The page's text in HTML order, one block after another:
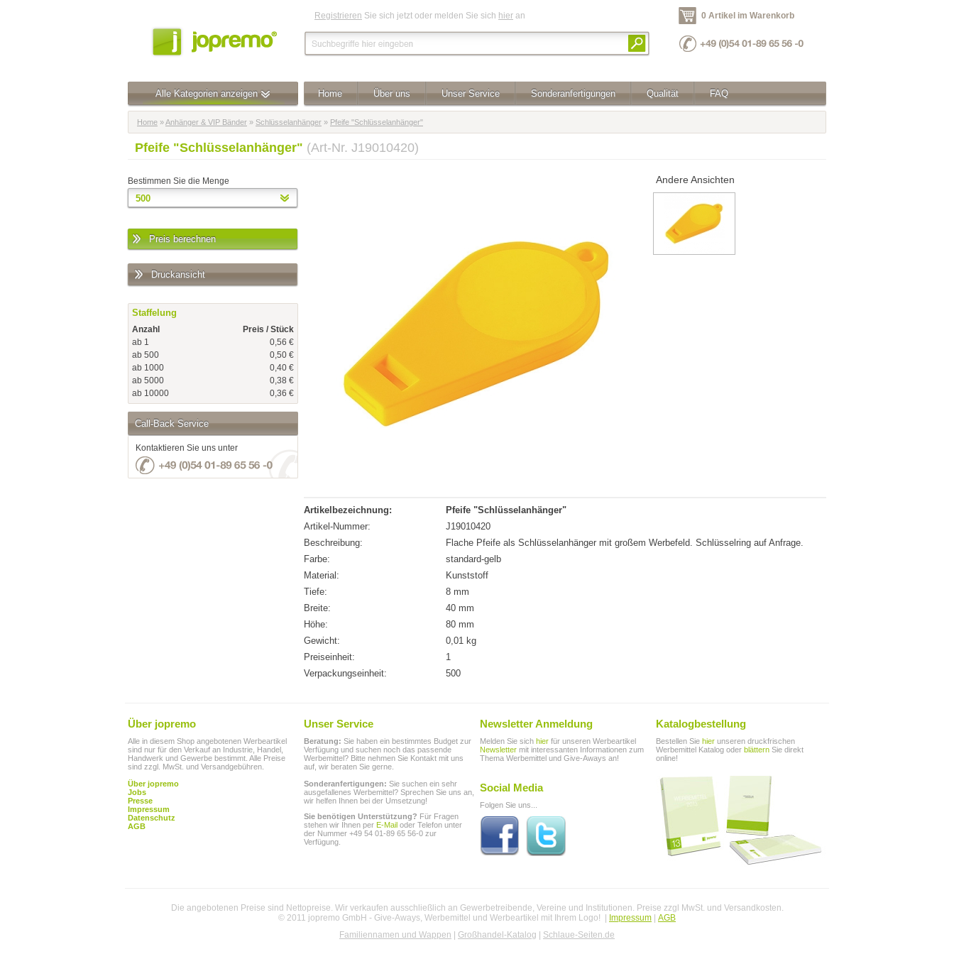
Registrieren Sie sich jetzt oder melden Sie sich hier an 0 Artikel im Warenkorb
Alle Kategorien anzeigen Home Über uns Unser Service Sonderanfertigungen Qualität FAQ
Home »Anhänger & VIP Bänder » Schlüsselanhänger » Pfeife "Schlüsselanhänger"
Pfeife "Schlüsselanhänger" (Art-Nr. J19010420)
Bestimmen Sie die Menge
Preis berechnen
Druckansicht
Staffelung
Anzahl
Preis / Stück
ab 1
0,56 €
ab 500
0,50 €
ab 1000
0,40 €
ab 5000
0,38 €
ab 10000
0,36 €
Call-Back Service
Kontaktieren Sie uns unter
Andere Ansichten
Artikelbezeichnung:
Pfeife "Schlüsselanhänger"
Artikel-Nummer:
J19010420
Beschreibung:
Flache Pfeife als Schlüsselanhänger mit großem Werbefeld. Schlüsselring auf Anfrage.
Farbe:
standard-gelb
Material:
Kunststoff
Tiefe:
8 mm
Breite:
40 mm
Höhe:
80 mm
Gewicht:
0,01 kg
Preiseinheit:
1
Verpackungseinheit:
500
Über jopremo
Alle in diesem Shop angebotenen Werbeartikel
sind nur für den Verkauf an Industrie, Handel,
Handwerk und Gewerbe bestimmt. Alle Preise
sind zzgl. MwSt. und Versandgebühren.
Über jopremo
Jobs
Presse
Impressum
Datenschutz
AGB
Unser Service
Beratung: Sie haben ein bestimmtes Budget zur
Verfügung und suchen noch das passende
Werbemittel? Bitte nehmen Sie Kontakt mit uns
auf, wir beraten Sie gerne.
Sonderanfertigungen: Sie suchen ein sehr
ausgefallenes Werbemittel? Sprechen Sie uns an,
wir helfen Ihnen bei der Umsetzung!
Sie benötigen Unterstützung? Für Fragen
stehen wir Ihnen per E-Mail oder Telefon unter
der Nummer +49 54 01-89 65 56-0 zur
Verfügung.
Newsletter Anmeldung
Melden Sie sich hier für unseren Werbeartikel
Newsletter mit interessanten Informationen zum
Thema Werbemittel und Give-Aways an!
Social Media
Folgen Sie uns...
Katalogbestellung
Bestellen Sie hier unseren druckfrischen
Werbemittel Katalog oder blättern Sie direkt
online!
Die angebotenen Preise sind Nettopreise. Wir verkaufen ausschließlich an Gewerbetreibende, Vereine und Institutionen. Preise zzgl MwSt. und Versandkosten.
© 2011 jopremo GmbH - Give-Aways, Werbemittel und Werbeartikel mit Ihrem Logo! |
Impressum
AGB
Familiennamen und Wappen
Großhandel-Katalog Schlaue-Seiten.de